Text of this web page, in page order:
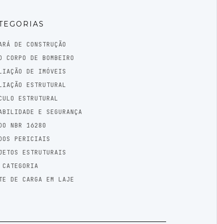
DE CONSTRUÇÃO
CORPO DE BOMBEIRO
DE IMÓVEIS
ESTRUTURAL
ESTRUTURAL
E SEGURANÇA
NBR 16280
PERICIAIS
ESTRUTURAIS
CATEGORIA
DE CARGA EM LAJE